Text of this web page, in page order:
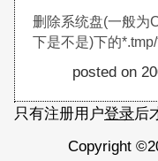
删除系统盘(一般为
下是不是)下的
posted on
只有注册用户登录后
Copyright